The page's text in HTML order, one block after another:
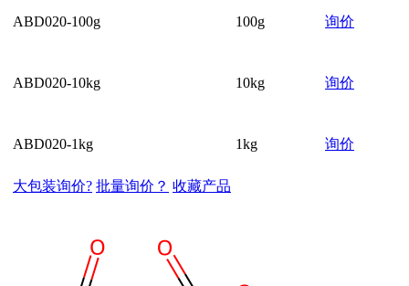
ABD020-100g 100g 询价
ABD020-10kg 10kg 询价
ABD020-1kg 1kg 询价
大包装询价? 批量询价？ 收藏产品